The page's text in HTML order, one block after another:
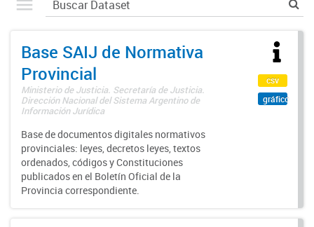
Base SAIJ de Normativa
Provincial
Ministerio de Justicia. Secretaría de Justicia.
Dirección Nacional del Sistema Argentino de
Información Jurídica
Base de documentos digitales normativos
provinciales: leyes, decretos leyes, textos
ordenados, códigos y Constituciones
publicados en el Boletín Oficial de la
Provincia correspondiente.
csv
gráfico